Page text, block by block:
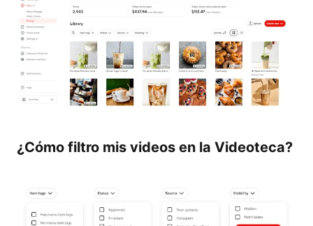
¿Cómo filtro mis videos en la Videoteca?